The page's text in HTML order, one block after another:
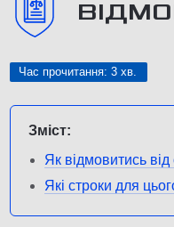
Час прочитання: 3 хв.
Зміст:
Як відмовитись
Які строки для